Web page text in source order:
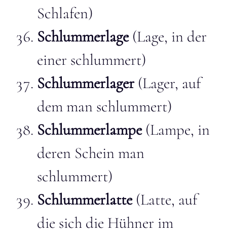
Schlafen)
Schlummerlage(Lage, in der
einer schlummert)
Schlummerlager(Lager, auf
dem man schlummert)
Schlummerlampe(Lampe, in
deren Schein man
schlummert)
Schlummerlatte(Latte, auf
die sich die Hühner im